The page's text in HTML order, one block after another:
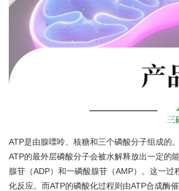
ATP是由腺嘌呤、核糖和三个磷酸分子组成的
ATP的最外层磷酸分子会被水解释放出一定的
腺苷（ADP）和一磷酸腺苷（AMP）。这一过
化反应。而ATP的磷酸化过程则由ATP合成酶